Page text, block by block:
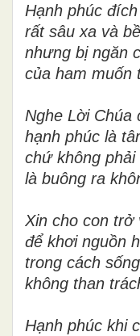
Hạnh phúc
rất sâu xa và
nhưng bị ngăn
của ham muốn
Nghe Lời Chúa
hạnh phúc là
chứ không
là buông ra
Xin cho con trở
để khơi nguồn
trong cách
không than
Hạnh phúc khi